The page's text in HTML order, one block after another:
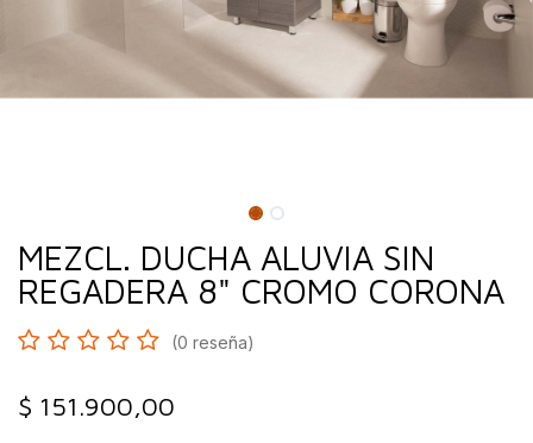
MEZCL. DUCHA ALUVIA SIN
REGADERA 8" CROMO CORONA
(0 reseña)
$ 151.900,00